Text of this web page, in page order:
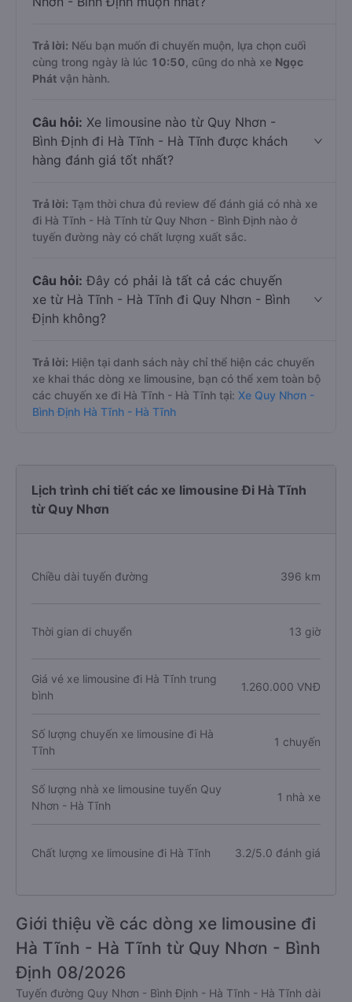
Trả lời: Nếu bạn muốn đi chuyến muộn, lựa chọn cuối
cùng trong ngày là lúc 10:50 , cũng do nhà xe Ngọc
Phát vận hành.
Câu hỏi: Xe limousine nào từ Quy Nhơn -
Bình Định đi Hà Tĩnh - Hà Tĩnh được khách
hàng đánh giá tốt nhất?
Trả lời: Tạm thời chưa đủ review để đánh giá có nhà xe
đi Hà Tĩnh - Hà Tĩnh từ Quy Nhơn - Bình Định nào ở
tuyến đường này có chất lượng xuất sắc.
Câu hỏi: Đây có phải là tất cả các chuyến
xe từ Hà Tĩnh - Hà Tĩnh đi Quy Nhơn - Bình
Định không?
Trả lời: Hiện tại danh sách này chỉ thể hiện các chuyến
xe khai thác dòng xe limousine, bạn có thể xem toàn bộ
các chuyến xe đi Hà Tĩnh - Hà Tĩnh tại: Xe Quy Nhơn -
Bình Định Hà Tĩnh - Hà Tĩnh
Lịch trình chi tiết các xe limousine Đi Hà Tĩnh
từ Quy Nhơn
Chiều dài tuyến đường 396 km
Thời gian di chuyển 13 giờ
Giá vé xe limousine đi Hà Tĩnh trung
bình
1.260.000 VNĐ
Số lượng chuyến xe limousine đi Hà
Tĩnh
1 chuyến
Số lượng nhà xe limousine tuyến Quy
Nhơn - Hà Tĩnh
1 nhà xe
Chất lượng xe limousine đi Hà Tĩnh 3.2/5.0 đánh giá
Giới thiệu về các dòng xe limousine đi
Hà Tĩnh - Hà Tĩnh từ Quy Nhơn - Bình
Định 08/2026
Tuyến đường Quy Nhơn - Bình Định - Hà Tĩnh - Hà Tĩnh dài